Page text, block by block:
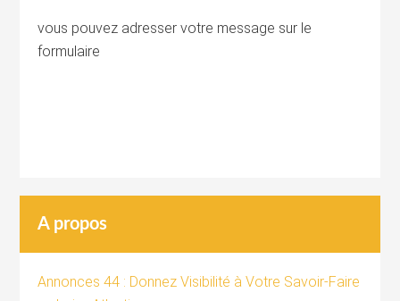
vous pouvez adresser votre message sur le
formulaire
A propos
Annonces 44 : Donnez Visibilité à Votre Savoir-Faire